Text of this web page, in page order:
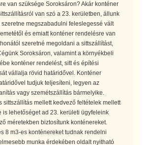
van szüksége Soroksáron? Akár konténer
van szó a 23. kerületben, állunk
megszabadulni feleslegessé vált
és emiatt konténer rendelésre van
szeretné megoldani a sittszállítást,
Soroksáron, valamint a környékbeli
konténer rendelést, sitt és építési
vállalja rövid határidővel. Konténer
tudjuk teljesíteni, legyen az
vagy szemétszállítás bármelyike.
sittszállítás mellett kedvező feltételek mellett
is lehetőséget ad 23. kerületi ügyfeleink
méretekben biztosítunk konténereket.
8 m3-es konténereket tudnak rendelni
munka érdekében oldalt nyitható